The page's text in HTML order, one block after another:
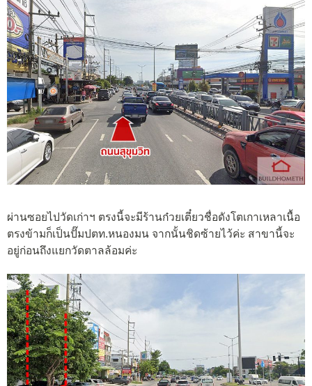
ผ่านซอยไปวัดเก่าฯ ตรงนี้จะมีร้านก๋วยเตี๋ยวชื่อดังโตเกาเหลาเนื้อ
ตรงข้ามก็เป็นปั๊มปตท.หนองมน จากนั้นชิดซ้ายไว้ค่ะ สาขานี้จะ
อยู่ก่อนถึงแยกวัดตาลล้อมค่ะ